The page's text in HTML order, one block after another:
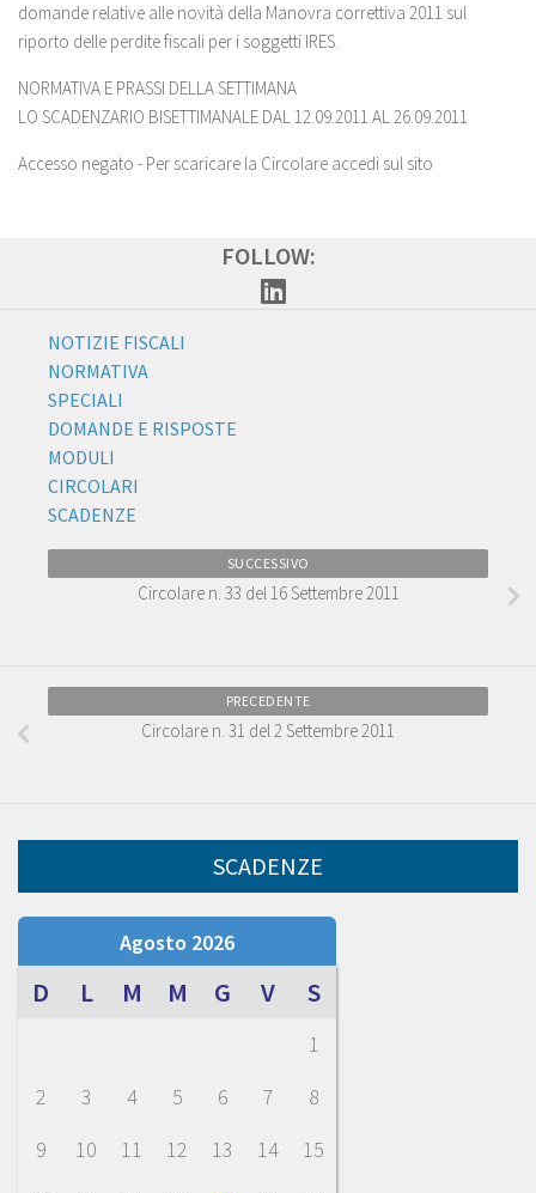
domande relative alle novità della Manovra correttiva 2011 sul
riporto delle perdite fiscali per i soggetti IRES.
NORMATIVA E PRASSI DELLA SETTIMANA
LO SCADENZARIO BISETTIMANALE DAL 12.09.2011 AL 26.09.2011
Accesso negato - Per scaricare la Circolare accedi sul sito
FOLLOW:
NOTIZIE FISCALI
NORMATIVA
SPECIALI
DOMANDE E RISPOSTE
MODULI
CIRCOLARI
SCADENZE
SUCCESSIVO
Circolare n. 33 del 16 Settembre 2011
PRECEDENTE
Circolare n. 31 del 2 Settembre 2011
SCADENZE
Agosto 2026
D L M M G V S
1
2
3 4 5 6 7
8
9
10 11 12 13 14
15